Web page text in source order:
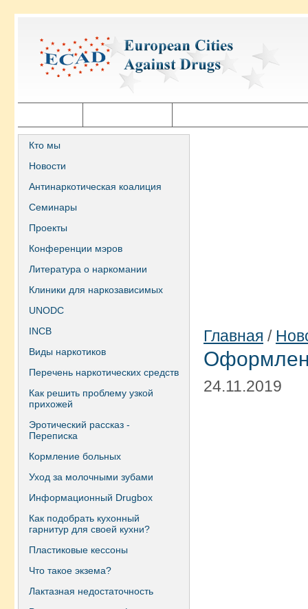
Кто мы
Новости
Антинаркотическая коалиция
Семинары
Проекты
Конференции мэров
Литература о наркомании
Клиники для наркозависимых
UNODC
INCB
Виды наркотиков
Перечень наркотических средств
Как решить проблему узкой
прихожей
Эротический рассказ -
Переписка
Кормление больных
Уход за молочными зубами
Информационный Drugbox
Как подобрать кухонный
гарнитур для своей кухни?
Пластиковые кессоны
Что такое экзема?
Лактазная недостаточность
Главная /
24.11.2019